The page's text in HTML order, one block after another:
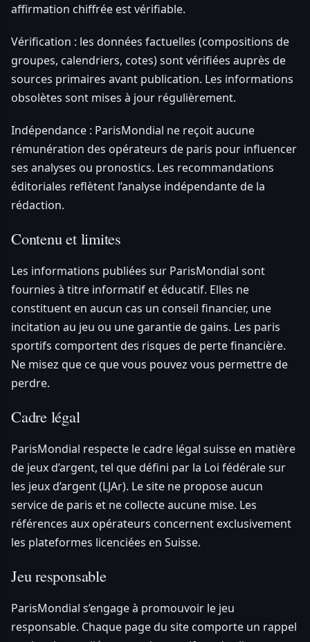
affirmation chiffrée est vérifiable.
Vérification : les données factuelles (compositions de
groupes, calendriers, cotes) sont vérifiées auprès de
sources primaires avant publication. Les informations
obsolètes sont mises à jour régulièrement.
Indépendance : ParisMondial ne reçoit aucune
rémunération des opérateurs de paris pour influencer
ses analyses ou pronostics. Les recommandations
éditoriales reflètent l’analyse indépendante de la
rédaction.
Contenu et limites
Les informations publiées sur ParisMondial sont
fournies à titre informatif et éducatif. Elles ne
constituent en aucun cas un conseil financier, une
incitation au jeu ou une garantie de gains. Les paris
sportifs comportent des risques de perte financière.
Ne misez que ce que vous pouvez vous permettre de
perdre.
Cadre légal
ParisMondial respecte le cadre légal suisse en matière
de jeux d’argent, tel que défini par la Loi fédérale sur
les jeux d’argent (LJAr). Le site ne propose aucun
service de paris et ne collecte aucune mise. Les
références aux opérateurs concernent exclusivement
les plateformes licenciées en Suisse.
Jeu responsable
ParisMondial s’engage à promouvoir le jeu
responsable. Chaque page du site comporte un rappel